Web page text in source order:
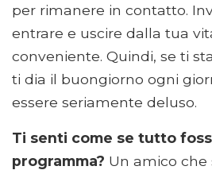
per rimanere in contatto.
entrare e uscire dalla tua
conveniente. Quindi, se ti
ti dia il buongiorno ogni
essere seriamente deluso.
Ti senti come se tutto
programma? Un amico che